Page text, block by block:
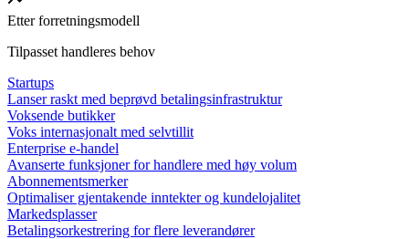
Etter forretningsmodell
Tilpasset handleres behov
Startups
Lanser raskt med beprøvd betalingsinfrastruktur
Voksende butikker
Voks internasjonalt med selvtillit
Enterprise e-handel
Avanserte funksjoner for handlere med høy volum
Abonnementsmerker
Optimaliser gjentakende inntekter og kundelojalitet
Markedsplasser
Betalingsorkestrering for flere leverandører